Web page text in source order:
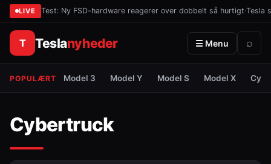
LIVE Test: Ny FSD-hardware reagerer over dobbelt så hurtigt·Tesla
T Teslanyheder ☰ Menu ⌕
POPULÆRT Model 3 Model Y Model S Model X
Cybertruck